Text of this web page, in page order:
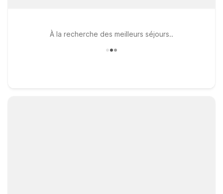
À la recherche des meilleurs séjours..